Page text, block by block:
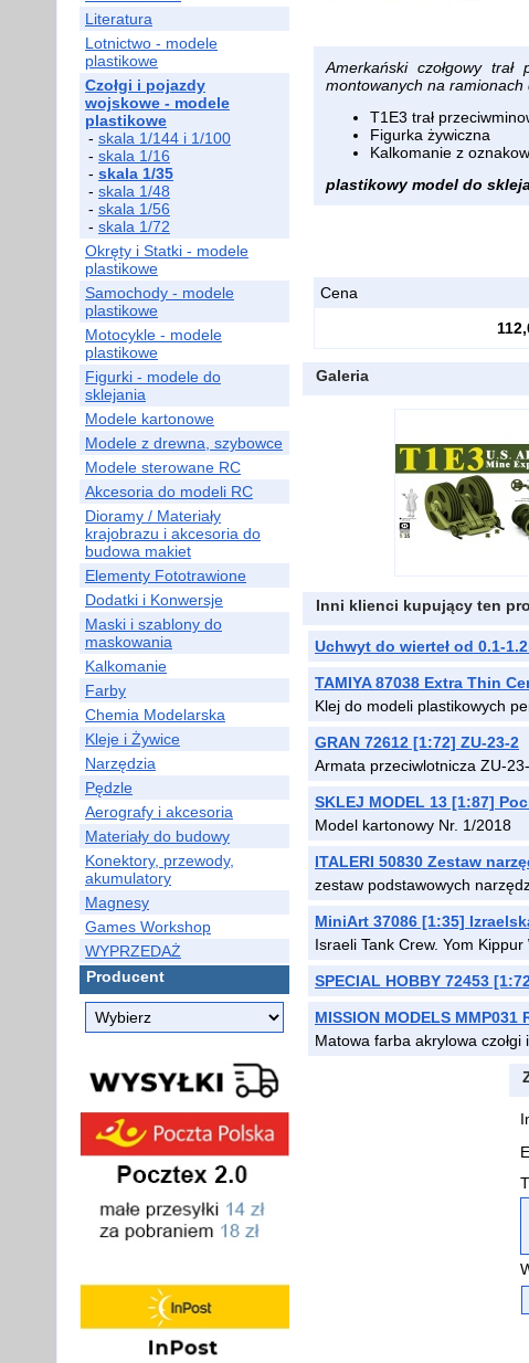
Literatura
Lotnictwo - modele
plastikowe
Czołgi i pojazdy
wojskowe - modele
plastikowe
- skala 1/144 i 1/100
- skala 1/16
- skala 1/35
- skala 1/48
- skala 1/56
- skala 1/72
Okręty i Statki - modele
plastikowe
Samochody - modele
plastikowe
Motocykle - modele
plastikowe
Figurki - modele do
sklejania
Modele kartonowe
Modele z drewna, szybowce
Modele sterowane RC
Akcesoria do modeli RC
Dioramy / Materiały
krajobrazu i akcesoria do
budowa makiet
Elementy Fototrawione
Dodatki i Konwersje
Maski i szablony do
maskowania
Kalkomanie
Farby
Chemia Modelarska
Kleje i Żywice
Narzędzia
Pędzle
Aerografy i akcesoria
Materiały do budowy
Konektory, przewody,
akumulatory
Magnesy
Games Workshop
WYPRZEDAŻ
Producent
Amerkański czołgowy
montowanych na ramionach
T1E3 trał
Figurka żywiczna
Kalkomanie z
plastikowy model do
Cena
Galeria
Inni klienci kupujący ten
Uchwyt do wierteł od 0.1-
TAMIYA 87038 Extra Thin
Klej do modeli plastikowych
GRAN 72612 [1:72] ZU-23-2
Armata przeciwlotnicza ZU-
SKLEJ MODEL 13 [1:87]
Model kartonowy Nr. 1/2018
ITALERI 50830 Zestaw
zestaw podstawowych
MiniArt 37086 [1:35]
Israeli Tank Crew. Yom Kippur
SPECIAL HOBBY 72453
MISSION MODELS
Matowa farba akrylowa